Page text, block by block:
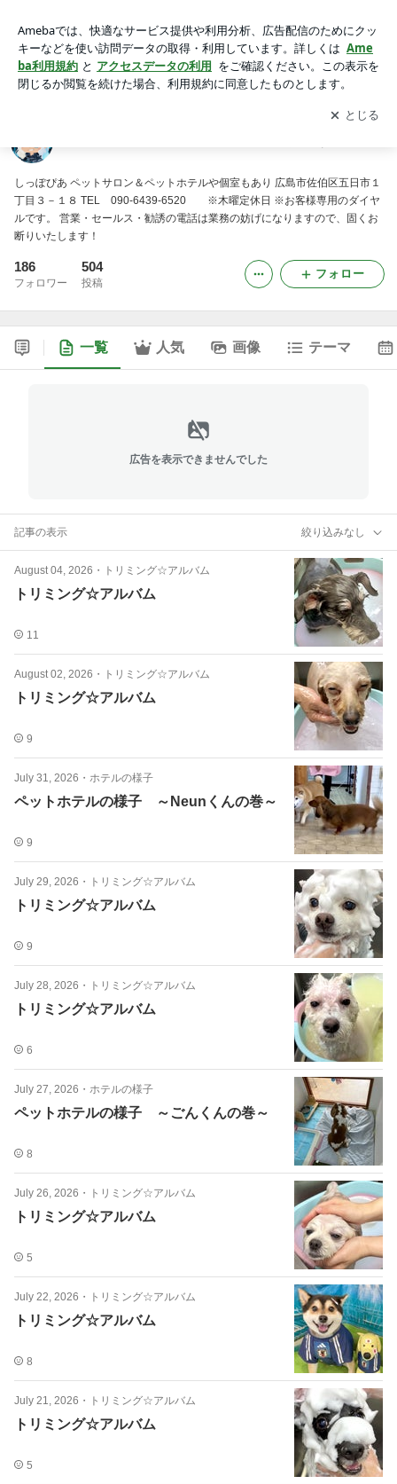
アプリをダウンロードして ブログの更新通知
を受け取りまし
ょう。
開く
しっぽぴあ ペットサロン＆ペットホテルや個室もあり 広島市佐伯区五日市１
丁目３－１８ TEL 090-6439-6520 ※木曜定休日 ※お客様専用のダイヤ
ルです。 営業・セールス・勧誘の電話は業務の妨げになりますので、固くお
断りいたします！
186
フォロワー
504
投稿
フォロー
一覧 人気 画像 テーマ
広告を表示できませんでした
記事の表示 絞り込みなし
August 04, 2026 ・ トリミング☆アルバム
トリミング☆アルバム
11
August 02, 2026 ・ トリミング☆アルバム
トリミング☆アルバム
9
July 31, 2026 ・ ホテルの様子
ペットホテルの様子 ～Neunくんの巻～
9
July 29, 2026 ・ トリミング☆アルバム
トリミング☆アルバム
9
July 28, 2026 ・ トリミング☆アルバム
トリミング☆アルバム
6
July 27, 2026 ・ ホテルの様子
ペットホテルの様子 ～ごんくんの巻～
8
July 26, 2026 ・ トリミング☆アルバム
トリミング☆アルバム
5
July 22, 2026 ・ トリミング☆アルバム
トリミング☆アルバム
8
July 21, 2026 ・ トリミング☆アルバム
トリミング☆アルバム
5